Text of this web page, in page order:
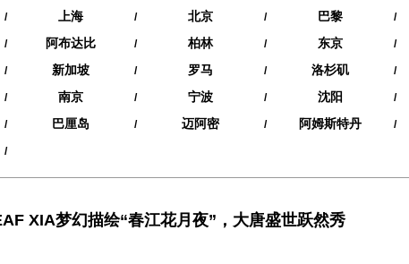
/ 上海 / 北京 / 巴黎 /
/ 阿布达比 / 柏林 / 东京 /
/ 新加坡 / 罗马 / 洛杉矶 /
/ 南京 / 宁波 / 沈阳 /
/ 巴厘岛 / 迈阿密 / 阿姆斯特丹 /
/
XIA梦幻描绘“春江花月夜”，大唐盛世跃然秀